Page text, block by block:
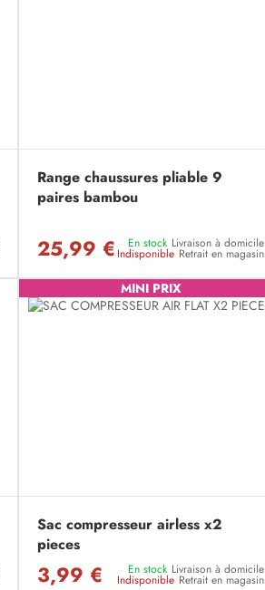
Range chaussures pliable 9
paires bambou
25,99 € En stock Livraison à domicile
Indisponible Retrait en magasin
MINI PRIX
Sac compresseur airless x2
pieces
3,99 € En stock Livraison à domicile
Indisponible Retrait en magasin